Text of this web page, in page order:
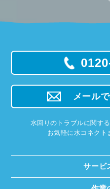
メール
水回りのトラブルに関す
お気軽に水コネクト
サービ